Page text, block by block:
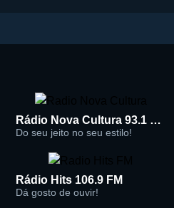
Rádio Nova Cultura 93.1 FM
Do seu jeito no seu estilo!
Rádio Hits 106.9 FM
Dá gosto de ouvir!